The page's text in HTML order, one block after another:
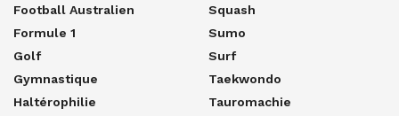
Football Australien
Formule 1
Golf
Gymnastique
Haltérophilie
Squash
Sumo
Surf
Taekwondo
Tauromachie